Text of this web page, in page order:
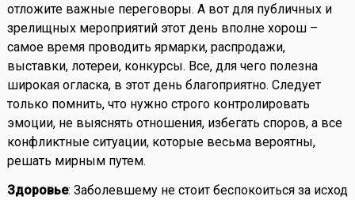
отложите важные переговоры. А вот для публичных и
зрелищных мероприятий этот день вполне хорош –
самое время проводить ярмарки, распродажи,
выставки, лотереи, конкурсы. Все, для чего полезна
широкая огласка, в этот день благоприятно. Следует
только помнить, что нужно строго контролировать
эмоции, не выяснять отношения, избегать споров, а все
конфликтные ситуации, которые весьма вероятны,
решать мирным путем.
Здоровье: Заболевшему не стоит беспокоиться за исход